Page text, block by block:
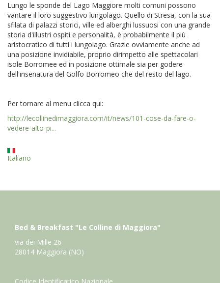
Lungo le sponde del Lago Maggiore molti comuni possono
vantare il loro suggestivo lungolago. Quello di Stresa, con la sua
sfilata di palazzi storici, ville ed alberghi lussuosi con una grande
storia d'illustri ospiti e personalità, è probabilmente il più
aristocratico di tutti i lungolago. Grazie ovviamente anche ad
una posizione invidiabile, proprio dirimpetto alle spettacolari
isole Borromee ed in posizione ottimale sia per godere
dell'insenatura del Golfo Borromeo che del resto del lago.
Per tornare al menu clicca qui:
http://lecollinedimaggiora.com/it/news/101-cose-da-fare-o-
vedere-alto-pi...
Italiano
Bed & Breakfast "Le Colline di Maggiora"
via dei Mille 26
28014 Maggiora (NO)
Codice Identificatico Nazionale